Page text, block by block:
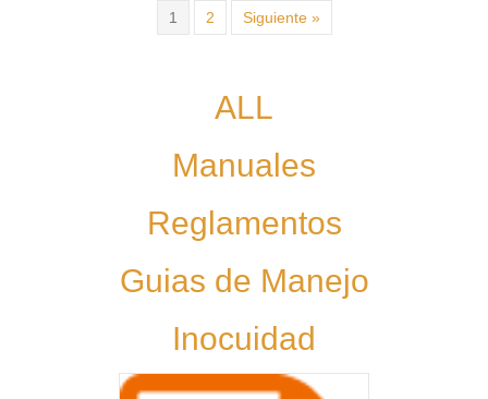
1 2 Siguiente »
ALL
Manuales
Reglamentos
Guias de Manejo
Inocuidad